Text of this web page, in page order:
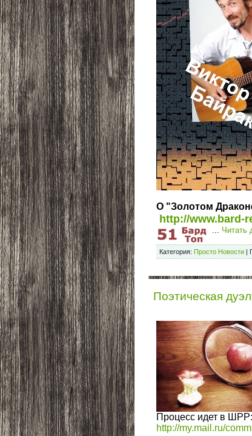
О "Золотом
http://www.bard-
... Читать
Категория: Просто Новости
Поэтическая
Процесс идет в ШРР:
http://my.mail.ru/